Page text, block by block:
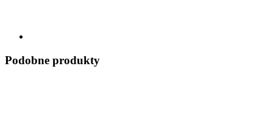
Podobne produkty